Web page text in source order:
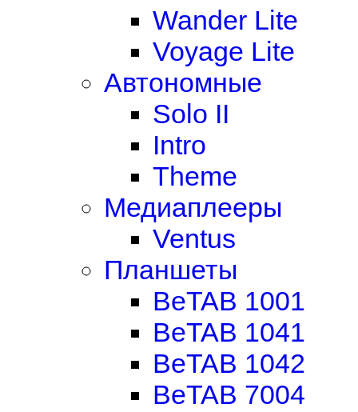
Wander Lite
Voyage Lite
Автономные
Solo II
Intro
Theme
Медиаплееры
Ventus
Планшеты
BeTAB 1001
BeTAB 1041
BeTAB 1042
BeTAB 7004